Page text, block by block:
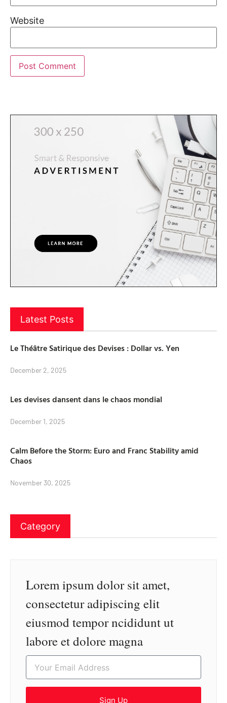
Website
Latest Posts
Le Théâtre Satirique des Devises : Dollar vs. Yen
December 2, 2025
Les devises dansent dans le chaos mondial
December 1, 2025
Calm Before the Storm: Euro and Franc Stability amid
Chaos
November 30, 2025
Category
Lorem ipsum dolor sit amet,
consectetur adipiscing elit
eiusmod tempor ncididunt ut
labore et dolore magna
Sign Up